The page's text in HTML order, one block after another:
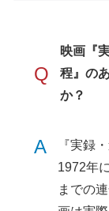
Q
映画『
程』の
か？
A
『実録
1972年
までの